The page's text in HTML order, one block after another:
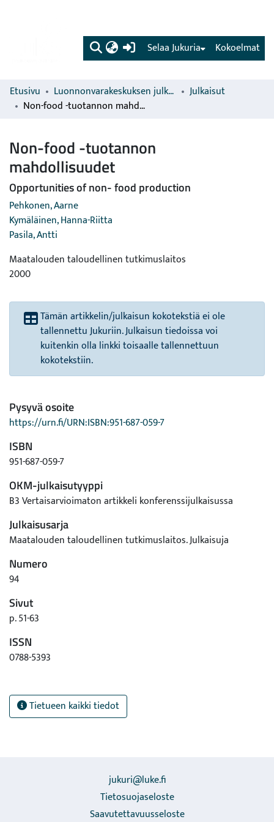
(current) Kokoelmat
Selaa Jukuria
Etusivu Luonnonvarakeskuksen julkaisut
Julkaisut
Non-food -tuotannon mahdollisuudet
Non-food -tuotannon
mahdollisuudet
Opportunities of non- food production
Pehkonen, Aarne
Kymäläinen, Hanna-Riitta
Pasila, Antti
Maatalouden taloudellinen tutkimuslaitos
2000
Tämän artikkelin/julkaisun kokotekstiä ei ole
tallennettu Jukuriin. Julkaisun tiedoissa voi
kuitenkin olla linkki toisaalle tallennettuun
kokotekstiin.
Pysyvä osoite
https://urn.fi/URN:ISBN:951-687-059-7
ISBN
951-687-059-7
OKM-julkaisutyyppi
B3 Vertaisarvioimaton artikkeli konferenssijulkaisussa
Julkaisusarja
Maatalouden taloudellinen tutkimuslaitos. Julkaisuja
Numero
94
Sivut
p. 51-63
ISSN
0788-5393
Tietueen kaikki tiedot
jukuri@luke.fi
Tietosuojaseloste
Saavutettavuusseloste